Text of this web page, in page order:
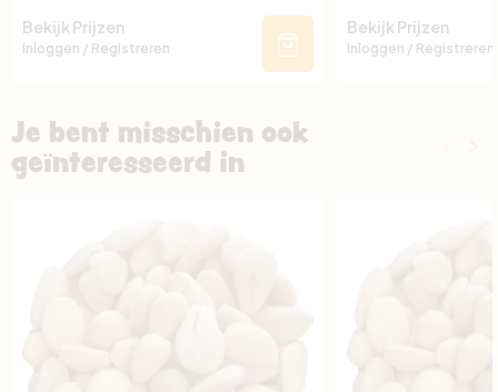
Bekijk Prijzen
Inloggen / Registreren
Bekijk Prijzen
Inloggen / Registreren
Je bent misschien ook
geïnteresseerd in Vorige
keyboard_arrow_right